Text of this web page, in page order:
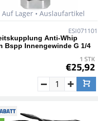
Auf Lager • Auslaufartikel
ESI071101
Anti-Whip
Bspp Innengewinde G 1/4
1 STK
€25,92